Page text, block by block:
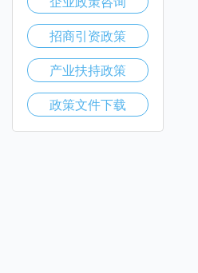
招商引资政策
产业扶持政策
政策文件下载